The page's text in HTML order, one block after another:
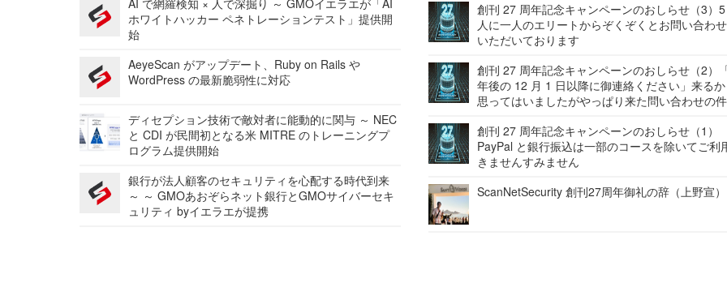
AI で網羅検知 × 人で深掘り ～ GMOイエラエが「AI
ホワイトハッカー ペネトレーションテスト」提供開
始
AeyeScan がアップデート、Ruby on Rails や
WordPress の最新脆弱性に対応
ディセプション技術で敵対者に能動的に関与 ～ NEC
と CDI が民間初となる米 MITRE のトレーニングプ
ログラム提供開始
銀行が法人顧客のセキュリティを心配する時代到来
～ ～ GMOあおぞらネット銀行とGMOサイバーセキ
ュリティ byイエラエが提携
創刊 27 周年記念キャンペーンのおしらせ（3）
人に一人のエリートからぞくぞくとお問い合わ
いただいております
創刊 27 周年記念キャンペーンのおしらせ（2）
年後の 12 月 1 日以降に御連絡ください」来るか
思ってはいましたがやっぱり来た問い合わせの件
創刊 27 周年記念キャンペーンのおしらせ（1）
PayPal と銀行振込は一部のコースを除いてご利
きませんすみません
ScanNetSecurity 創刊27周年御礼の辞（上野宣）